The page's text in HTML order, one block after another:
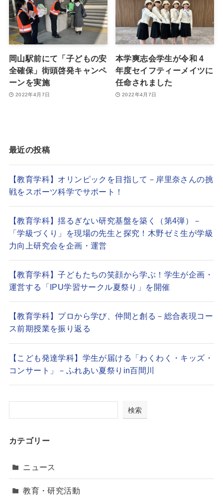
岡山駅前にて「子どもの安
全確保」街頭啓発キャンペ
ーンを実施
2022年4月7日
本学爽志会学生が令和 4
年度セイフティーメイツに
任命されました
2022年4月7日
最近の投稿
【教育学科】オリンピックを目指して－岸里奈さんの挑
戦をスポーツ科学でサポート！
【教育学科】揺るぎない研究基盤を築く（第4弾）－
「学級づくり」を現場の先生と探究！木野ゼミ生が学級
力向上研究会を企画・運営
【教育学科】子どもたちの笑顔から学ぶ！学生が企画・
運営する「IPU学習サークル夏祭り」を開催
【教育学科】プロから学び、仲間と創る－総合表現コー
ス前期授業を振り返る
【こども発達学科】学生が届ける「わくわく・キッズ・
コンサート」－ふれあい夏祭りin百間川
検索
カテゴリー
ニュース
教育・研究活動